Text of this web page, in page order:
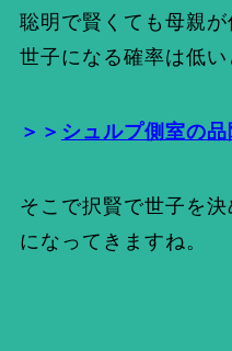
聡明で賢くても母親
世子になる確率は低い
＞＞ シュルプ側室の
そこで択賢で世子を
になってきますね。